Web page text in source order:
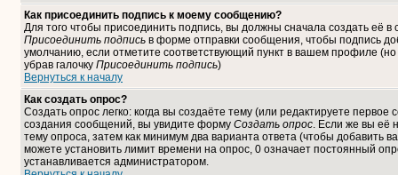
Как присоединить подпись к моему сообщению?
Для того чтобы присоединить подпись, вы должны сначала создать её
Присоединить подпись в форме отправки сообщения, чтобы подпись
умолчанию, если отметите соответствующий пункт в вашем профиле
убрав галочку Присоединить подпись)
Вернуться к началу
Как создать опрос?
Создать опрос легко: когда вы создаёте тему (или редактируете
создания сообщений, вы увидите форму Создать опрос. Если же вы её
тему опроса, затем как минимум два варианта ответа (чтобы добавить
можете установить лимит времени на опрос, 0 означает постоянный
устанавливается администратором.